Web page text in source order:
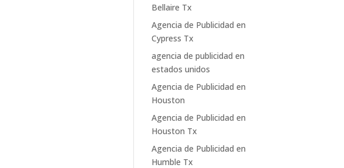
Bellaire Tx
Agencia de Publicidad en
Cypress Tx
agencia de publicidad en
estados unidos
Agencia de Publicidad en
Houston
Agencia de Publicidad en
Houston Tx
Agencia de Publicidad en
Humble Tx